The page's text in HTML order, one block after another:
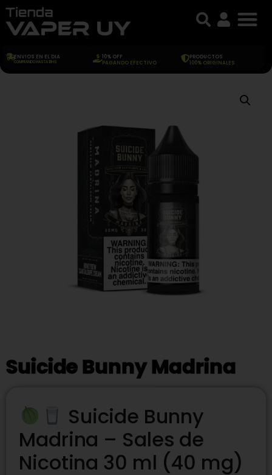
ENVIOS EN EL DIA
COMPRANDO HASTA 18HS
10% OFF
PAGANDO EFECTIVO
PRODUCTOS
100% ORIGINALES
Suicide Bunny Madrina
Suicide Bunny
Madrina – Sales de
Nicotina 30 ml (40 mg)